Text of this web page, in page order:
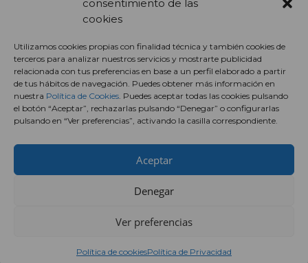
consentimiento de las
cookies
Utilizamos cookies propias con finalidad técnica y también cookies de
terceros para analizar nuestros servicios y mostrarte publicidad
relacionada con tus preferencias en base a un perfil elaborado a partir
de tus hábitos de navegación. Puedes obtener más información en
nuestra Política de Cookies. Puedes aceptar todas las cookies pulsando
el botón “Aceptar”, rechazarlas pulsando “Denegar” o configurarlas
pulsando en “Ver preferencias”, activando la casilla correspondiente.
Aceptar
Denegar
Ver preferencias
Política de cookiesPolítica de Privacidad
centro comercial.
Suscríbete
Centro Comercial Augusta ©2018 ·Aviso legal·Política de